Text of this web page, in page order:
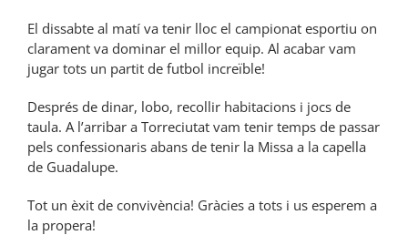
El dissabte al matí va tenir lloc el campionat esportiu on
clarament va dominar el millor equip. Al acabar vam
jugar tots un partit de futbol increïble!
Després de dinar, lobo, recollir habitacions i jocs de
taula. A l’arribar a Torreciutat vam tenir temps de passar
pels confessionaris abans de tenir la Missa a la capella
de Guadalupe.
Tot un èxit de convivència! Gràcies a tots i us esperem a
la propera!